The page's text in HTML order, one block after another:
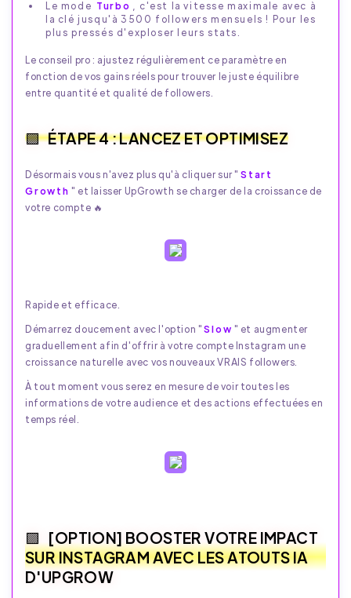
Le mode Turbo
, c'est la vitesse maximale avec à
la clé jusqu'à 3500 followers mensuels ! Pour les
plus pressés d'exploser leurs stats.
Le conseil pro : ajustez régulièrement ce paramètre en
fonction de vos gains réels pour trouver le juste équilibre
entre quantité et qualité de followers.
ÉTAPE 4 : LANCEZ ET OPTIMISEZ
Désormais vous n'avez plus qu'à cliquer sur " Start
Growth " et laisser UpGrowth se charger de la croissance de
votre compte 🔥
Rapide et efficace.
Démarrez doucement avec l'option " Slow " et augmenter
graduellement afin d'offrir à votre compte Instagram une
croissance naturelle avec vos nouveaux VRAIS followers.
À tout moment vous serez en mesure de voir toutes les
informations de votre audience et des actions effectuées en
temps réel.
[OPTION] BOOSTER VOTRE IMPACT
SUR INSTAGRAM AVEC LES ATOUTS IA
D'UPGROW